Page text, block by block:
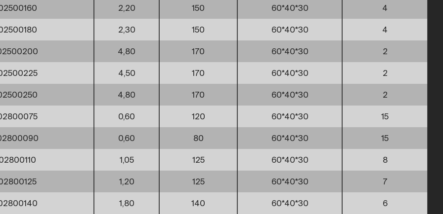
2,20 150 60*40*30 4
2,30 150 60*40*30 4
4,80 170 60*40*30 2
4,50 170 60*40*30 2
4,80 170 60*40*30 2
0,60 120 60*40*30 15
0,60 80 60*40*30 15
1,05 125 60*40*30 8
1,20 125 60*40*30 7
1,80 140 60*40*30 6